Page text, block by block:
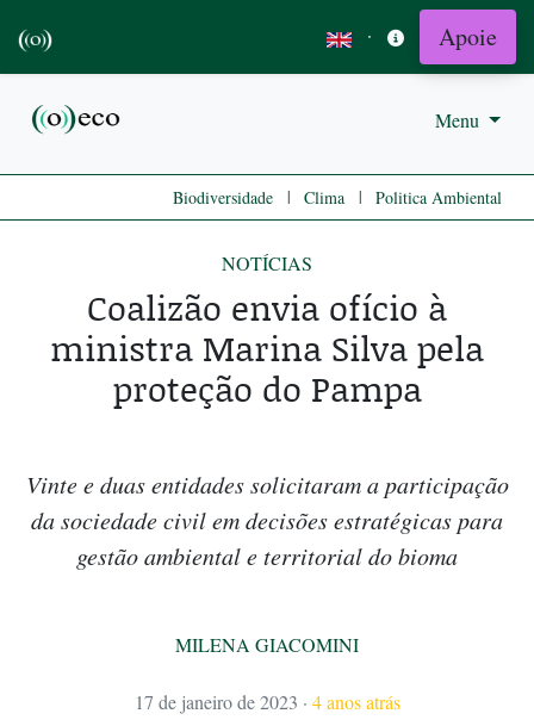
· Apoie
Menu
Biodiversidade | Clima | Politica Ambiental
NOTÍCIAS
Coalizão envia ofício à
ministra Marina Silva pela
proteção do Pampa
Vinte e duas entidades solicitaram a participação
da sociedade civil em decisões estratégicas para
gestão ambiental e territorial do bioma
MILENA GIACOMINI
17 de janeiro de 2023 · 4 anos atrás